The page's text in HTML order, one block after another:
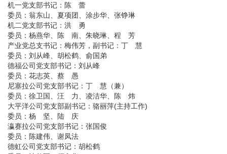
机一党支部书记：陈 蕾
委员：翁东山、夏项团、涂步华、张铮琳
机二党支部书记：洪 勇
委员：杨燕华、陈 南、朱晓琳、程 芳
产业党总支书记：梅伟芳，副书记：丁 慧
委员：刘从峰、胡松鹤、俞国弟
德福公司党支部书记：刘从峰
委员：花志英、蔡 愚
尼塞拉公司党支部书记：丁 慧（兼）
委员：徐卫国、汪 力、凌洁华、陈 炜
大平洋公司党支部副书记：骆丽萍(主持工作)
委员：杨 坚、陆 庆
瀛赛拉公司党支部书记：张国俊
委员：陈建伟、谢凤法
德虹公司党支部书记：胡松鹤